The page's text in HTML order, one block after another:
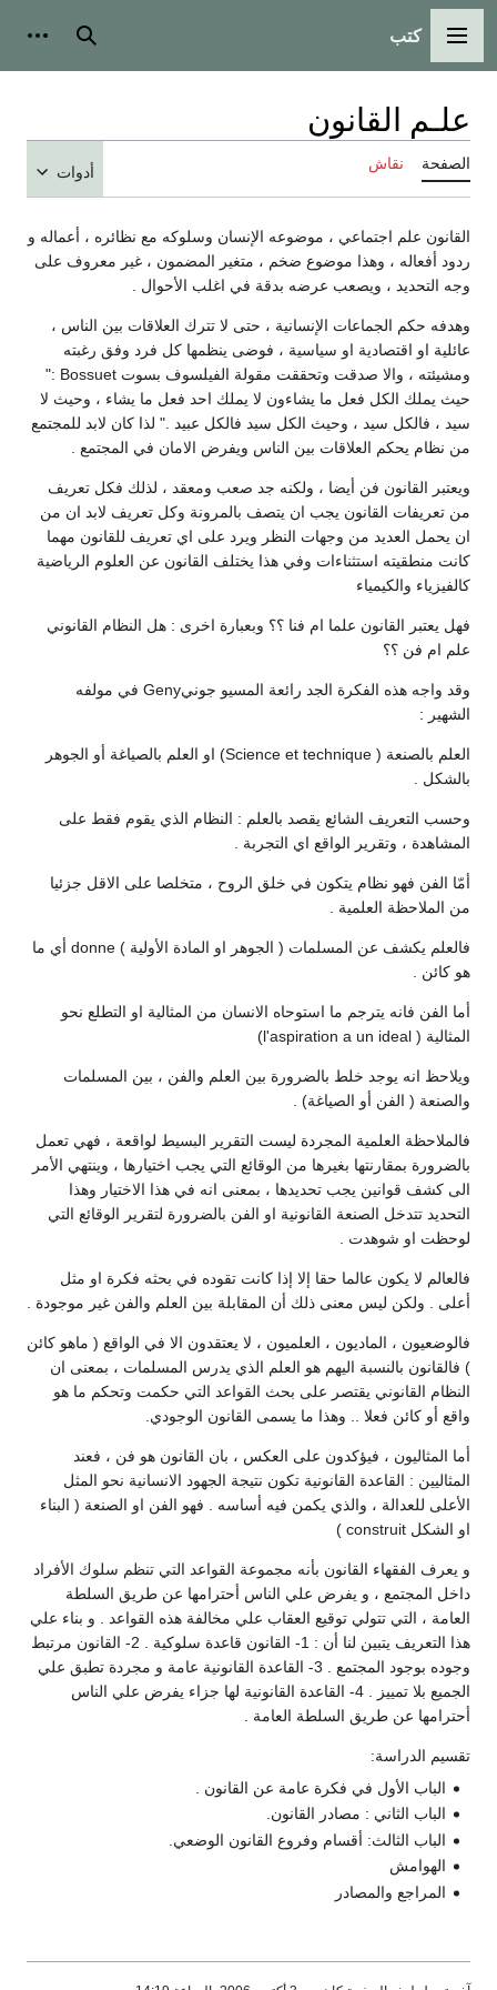
القائمة الرئيسية
كتب بحث
علـم القانون
الصفحة نقاش أدوات
القانون علم اجتماعي ، موضوعه الإنسان وسلوكه مع نظائره ، أعماله و
ردود أفعاله ، وهذا موضوع ضخم ، متغير المضمون ، غير معروف على
وجه التحديد ، ويصعب عرضه بدقة في اغلب الأحوال .
وهدفه حكم الجماعات الإنسانية ، حتى لا تترك العلاقات بين الناس ،
عائلية او اقتصادية او سياسية ، فوضى ينظمها كل فرد وفق رغبته
ومشيئته ، والا صدقت وتحققت مقولة الفيلسوف بسوت Bossuet :"
حيث يملك الكل فعل ما يشاءون لا يملك احد فعل ما يشاء ، وحيث لا
سيد ، فالكل سيد ، وحيث الكل سيد فالكل عبيد ." لذا كان لابد للمجتمع
من نظام يحكم العلاقات بين الناس ويفرض الامان في المجتمع .
ويعتبر القانون فن أيضا ، ولكنه جد صعب ومعقد ، لذلك فكل تعريف
من تعريفات القانون يجب ان يتصف بالمرونة وكل تعريف لابد ان من
ان يحمل العديد من وجهات النظر ويرد على اي تعريف للقانون مهما
كانت منطقيته استثناءات وفي هذا يختلف القانون عن العلوم الرياضية
كالفيزياء والكيمياء
فهل يعتبر القانون علما ام فنا ؟؟ وبعبارة اخرى : هل النظام القانوني
علم ام فن ؟؟
وقد واجه هذه الفكرة الجد رائعة المسيو جونيGeny في مولفه
الشهير :
العلم بالصنعة ( Science et technique) او العلم بالصياغة أو الجوهر
بالشكل .
وحسب التعريف الشائع يقصد بالعلم : النظام الذي يقوم فقط على
المشاهدة ، وتقرير الواقع اي التجربة .
أمّا الفن فهو نظام يتكون في خلق الروح ، متخلصا على الاقل جزئيا
من الملاحظة العلمية .
فالعلم يكشف عن المسلمات ( الجوهر او المادة الأولية ) donne أي ما
هو كائن .
أما الفن فانه يترجم ما استوحاه الانسان من المثالية او التطلع نحو
المثالية ( l'aspiration a un ideal)
ويلاحظ انه يوجد خلط بالضرورة بين العلم والفن ، بين المسلمات
والصنعة ( الفن أو الصياغة) .
فالملاحظة العلمية المجردة ليست التقرير البسيط لواقعة ، فهي تعمل
بالضرورة بمقارنتها بغيرها من الوقائع التي يجب اختيارها ، وينتهي الأمر
الى كشف قوانين يجب تحديدها ، بمعنى انه في هذا الاختيار وهذا
التحديد تتدخل الصنعة القانونية او الفن بالضرورة لتقرير الوقائع التي
لوحظت او شوهدت .
فالعالم لا يكون عالما حقا إلا إذا كانت تقوده في بحثه فكرة او مثل
أعلى . ولكن ليس معنى ذلك أن المقابلة بين العلم والفن غير موجودة .
فالوضعيون ، الماديون ، العلميون ، لا يعتقدون الا في الواقع ( ماهو كائن
) فالقانون بالنسبة اليهم هو العلم الذي يدرس المسلمات ، بمعنى ان
النظام القانوني يقتصر على بحث القواعد التي حكمت وتحكم ما هو
واقع أو كائن فعلا .. وهذا ما يسمى القانون الوجودي.
أما المثاليون ، فيؤكدون على العكس ، بان القانون هو فن ، فعند
المثاليين : القاعدة القانونية تكون نتيجة الجهود الانسانية نحو المثل
الأعلى للعدالة ، والذي يكمن فيه أساسه . فهو الفن او الصنعة ( البناء
او الشكل construit )
و يعرف الفقهاء القانون بأنه مجموعة القواعد التي تنظم سلوك الأفراد
داخل المجتمع ، و يفرض علي الناس أحترامها عن طريق السلطة
العامة ، التي تتولي توقيع العقاب علي مخالفة هذه القواعد . و بناء علي
هذا التعريف يتبين لنا أن : 1- القانون قاعدة سلوكية . 2- القانون مرتبط
وجوده بوجود المجتمع . 3- القاعدة القانونية عامة و مجردة تطبق علي
الجميع بلا تمييز . 4- القاعدة القانونية لها جزاء يفرض علي الناس
أحترامها عن طريق السلطة العامة .
تقسيم الدراسة:
الباب الأول في فكرة عامة عن القانون .
الباب الثاني : مصادر القانون.
الباب الثالث: أقسام وفروع القانون الوضعي.
الهوامش
المراجع والمصادر